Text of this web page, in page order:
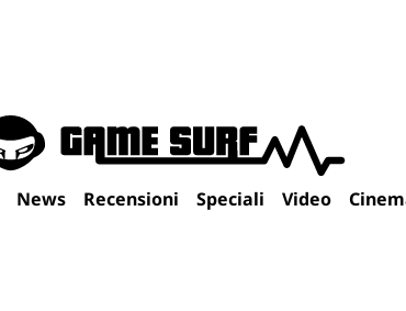
News Recensioni Speciali Video